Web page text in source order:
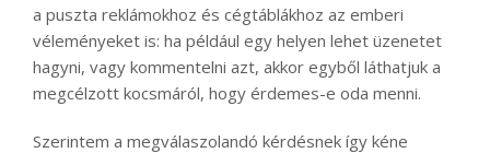
a puszta reklámokhoz és cégtáblákhoz az emberi
véleményeket is: ha például egy helyen lehet üzenetet
hagyni, vagy kommentelni azt, akkor egyből láthatjuk a
megcélzott kocsmáról, hogy érdemes-e oda menni.
Szerintem a megválaszolandó kérdésnek így kéne